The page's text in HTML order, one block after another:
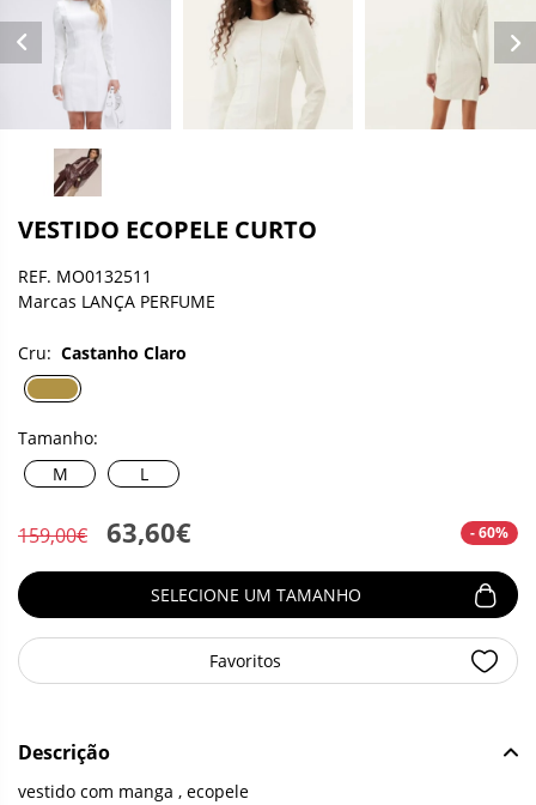
VESTIDO ECOPELE CURTO
REF. MO0132511
Marcas LANÇA PERFUME
Cru: Castanho Claro
Tamanho:
M
L
159,00€ 63,60€ - 60%
SELECIONE UM TAMANHO
Favoritos
Descrição
vestido com manga , ecopele